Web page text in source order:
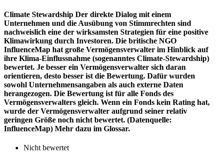
Climate Stewardship Der direkte Dialog mit einem
Unternehmen und die Ausübung von Stimmrechten sind
nachweislich eine der wirksamsten Strategien für eine positive
Klimawirkung durch Investoren. Die britische NGO
InfluenceMap hat große Vermögensverwalter im Hinblick auf
ihre Klima-Einflussnahme (sogenanntes Climate-Stewardship)
bewertet. Je besser ein Vermögensverwalter sich daran
orientieren, desto besser ist die Bewertung. Dafür wurden
sowohl Unternehmensangaben als auch externe Daten
herangezogen. Die Bewertung ist für alle Fonds des
Vermögensverwalters gleich. Wenn ein Fonds kein Rating hat,
wurde der Vermögensverwalter aufgrund seiner relativ
geringen Größe noch nicht bewertet. (Datenquelle:
InfluenceMap) Mehr dazu im Glossar.
Nicht bewertet